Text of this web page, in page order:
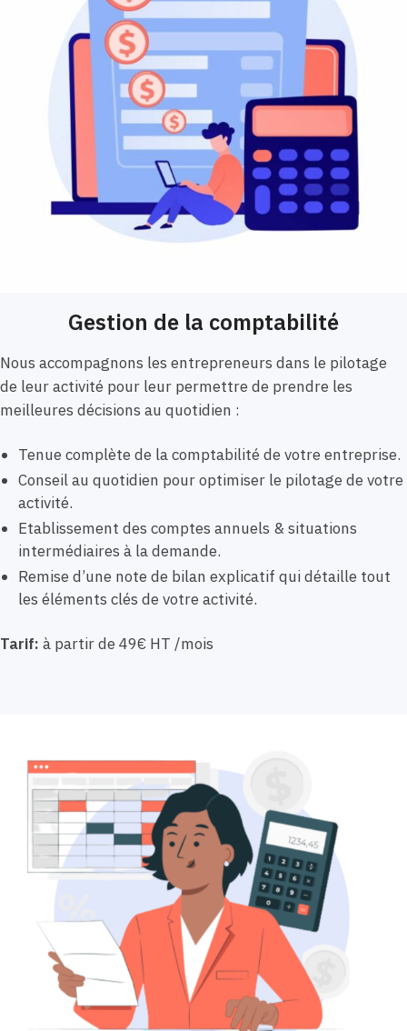
Gestion de la comptabilité
Nous accompagnons les entrepreneurs dans le pilotage
de leur activité pour leur permettre de prendre les
meilleures décisions au quotidien :
Tenue complète de la comptabilité de votre entreprise.
Conseil au quotidien pour optimiser le pilotage de votre
activité.
Etablissement des comptes annuels & situations
intermédiaires à la demande.
Remise d’une note de bilan explicatif qui détaille tout
les éléments clés de votre activité.
Tarif: à partir de 49€ HT /mois